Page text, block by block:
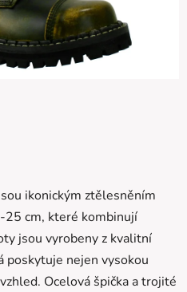
ikonickým ztělesněním
25 cm, které kombinují
jsou vyrobeny z kvalitní
poskytuje nejen vysokou
Ocelová špička a trojité